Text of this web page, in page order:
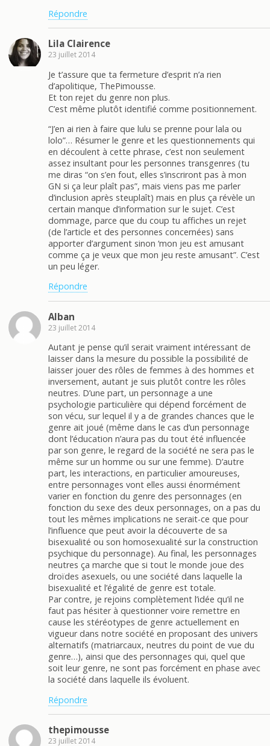
Répondre
Lila Clairence
23 juillet 2014
Je t’assure que ta fermeture d’esprit n’a rien
d’apolitique, ThePimousse.
Et ton rejet du genre non plus.
C’est même plutôt identifié comme positionnement.
“J’en ai rien à faire que lulu se prenne pour lala ou
lolo”… Résumer le genre et les questionnements qui
en découlent à cette phrase, c’est non seulement
assez insultant pour les personnes transgenres (tu
me diras “on s’en fout, elles s’inscriront pas à mon
GN si ça leur plaît pas”, mais viens pas me parler
d’inclusion après steuplaît) mais en plus ça révèle un
certain manque d’information sur le sujet. C’est
dommage, parce que du coup tu affiches un rejet
(de l’article et des personnes concernées) sans
apporter d’argument sinon ‘mon jeu est amusant
comme ça je veux que mon jeu reste amusant”. C’est
un peu léger.
Répondre
Alban
23 juillet 2014
Autant je pense qu’il serait vraiment intéressant de
laisser dans la mesure du possible la possibilité de
laisser jouer des rôles de femmes à des hommes et
inversement, autant je suis plutôt contre les rôles
neutres. D’une part, un personnage a une
psychologie particulière qui dépend forcément de
son vécu, sur lequel il y a de grandes chances que le
genre ait joué (même dans le cas d’un personnage
dont l’éducation n’aura pas du tout été influencée
par son genre, le regard de la société ne sera pas le
même sur un homme ou sur une femme). D’autre
part, les interactions, en particulier amoureuses,
entre personnages vont elles aussi énormément
varier en fonction du genre des personnages (en
fonction du sexe des deux personnages, on a pas du
tout les mêmes implications ne serait-ce que pour
l’influence que peut avoir la découverte de sa
bisexualité ou son homosexualité sur la construction
psychique du personnage). Au final, les personnages
neutres ça marche que si tout le monde joue des
droïdes asexuels, ou une société dans laquelle la
bisexualité et l’égalité de genre est totale.
Par contre, je rejoins complètement l’idée qu’il ne
faut pas hésiter à questionner voire remettre en
cause les stéréotypes de genre actuellement en
vigueur dans notre société en proposant des univers
alternatifs (matriarcaux, neutres du point de vue du
genre…), ainsi que des personnages qui, quel que
soit leur genre, ne sont pas forcément en phase avec
la société dans laquelle ils évoluent.
Répondre
thepimousse
23 juillet 2014